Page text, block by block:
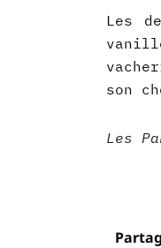
Les
son
Les